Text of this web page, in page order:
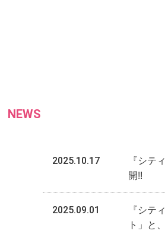
NEWS
2025.10.17
『シテ
開!!
2025.09.01
『シテ
ト」と